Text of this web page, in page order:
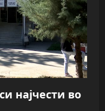
најчести во